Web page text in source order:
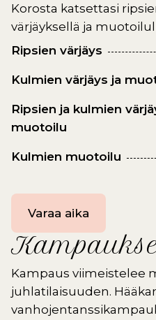
Korosta katsettasi
värjäyksellä ja
Ripsien värjäys
Kulmien värjäys ja
Ripsien ja kulmien
muotoilu
Kulmien muotoilu
Varaa aika
Kampaus viimeistelee
juhlatilaisuuden.